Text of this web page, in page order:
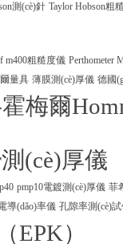
測(cè)針 Taylor Hobson粗
m400粗糙度儀 Perthometer
量具 薄膜測(cè)厚儀 德國
梅爾
(cè)厚儀
pmp10電鍍測(cè)厚儀 菲
導(dǎo)率儀 孔隙率測(cè)
EPK）